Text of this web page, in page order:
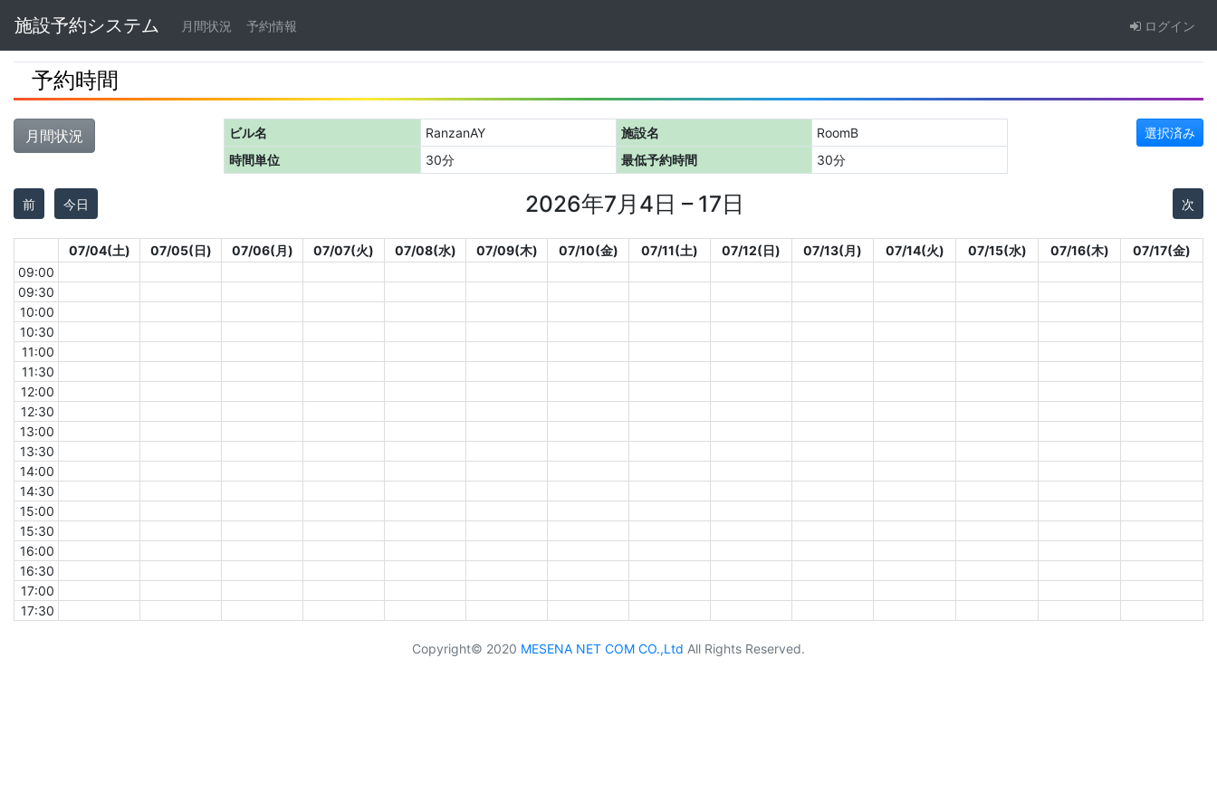
Navbar
施設予約システム 月間状況 予約情報 ログイン
予約時間
月間状況 ビル名 RanzanAY 施設名
RoomB
時間単位
30分 最低予約時間 30分
選択済み
前 今日 2026年7月4日 – 17日 次
07/04(土) 07/05(日) 07/06(月) 07/07(火) 07/08(水) 07/09(木) 07/10(金) 07/11(土) 07/12(日) 07/13(月) 07/14(火) 07/15(水) 07/16(木)
07/17(金)
09:00
09:30
10:00
10:30
11:00
11:30
12:00
12:30
13:00
13:30
14:00
14:30
15:00
15:30
16:00
16:30
17:00
17:30
Copyright© 2020 MESENA NET COM CO.,Ltd All Rights Reserved.